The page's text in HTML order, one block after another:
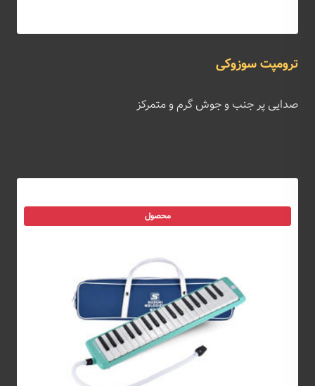
ترومپت سوزوکی
صدایی پر جنب و جوش گرم و متمرکز
محصول